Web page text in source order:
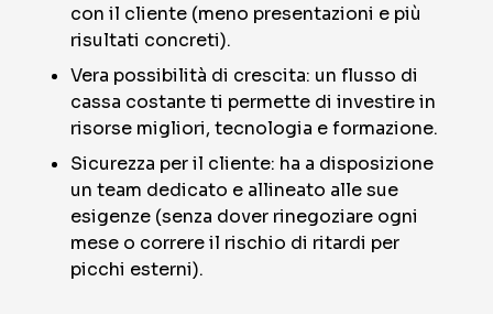
con il cliente (meno presentazioni e più
risultati concreti).
Vera possibilità di crescita: un flusso di
cassa costante ti permette di investire in
risorse migliori, tecnologia e formazione.
Sicurezza per il cliente: ha a disposizione
un team dedicato e allineato alle sue
esigenze (senza dover rinegoziare ogni
mese o correre il rischio di ritardi per
picchi esterni).